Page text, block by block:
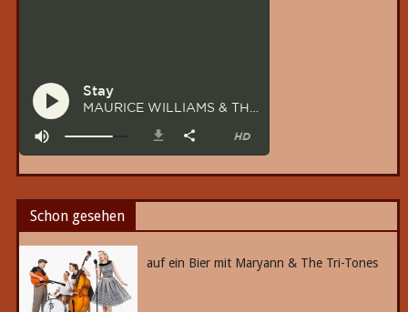
Schon gesehen
auf ein Bier mit Maryann & The Tri-Tones